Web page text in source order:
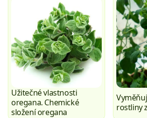
Užitečné vlastnosti
oregana. Chemické
složení oregana
rostliny